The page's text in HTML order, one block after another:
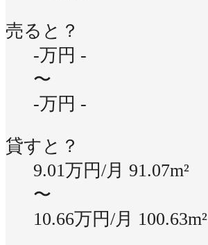
売ると？
-万円 -
〜
-万円 -
貸すと？
9.01万円/月 91.07m²
〜
10.66万円/月 100.63m²